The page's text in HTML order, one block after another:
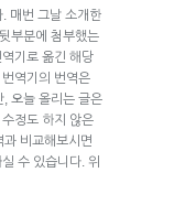
매번 그날 소개한
부분에 첨부했는
기로 옮긴 해당
역기의 번역은
, 오늘 올리는 글은
정도 하지 않은
비교해보시면
수 있습니다. 위